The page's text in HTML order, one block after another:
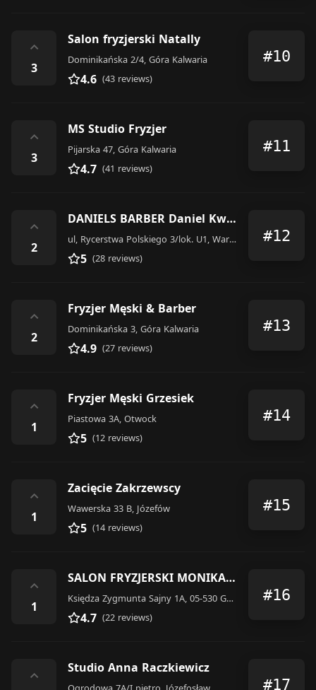
⌃
3
Salon fryzjerski Natally
Dominikańska 2/4, Góra Kalwaria
4.6 (43 reviews)
#10
⌃
3
MS Studio Fryzjer
Pijarska 47, Góra Kalwaria
4.7 (41 reviews)
#11
⌃
2
DANIELS BARBER Daniel Kwiatkowski
ul, Rycerstwa Polskiego 3/lok. U1, Warszawa
5 (28 reviews)
#12
⌃
2
Fryzjer Męski & Barber
Dominikańska 3, Góra Kalwaria
4.9 (27 reviews)
#13
⌃
1
Fryzjer Męski Grzesiek
Piastowa 3A, Otwock
5 (12 reviews)
#14
⌃
1
Zacięcie Zakrzewscy
Wawerska 33 B, Józefów
5 (14 reviews)
#15
⌃
1
SALON FRYZJERSKI MONIKA DĄBROWSKA
Księdza Zygmunta Sajny 1A, 05-530 Góra Kalwaria, Poland
4.7 (22 reviews)
#16
⌃
Studio Anna Raczkiewicz
#17